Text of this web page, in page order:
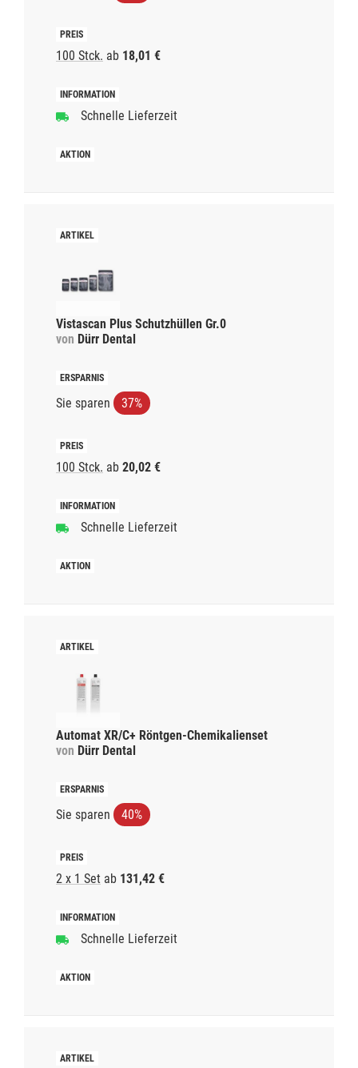
100 Stck. ab 18,01 €
Schnelle Lieferzeit
Vistascan Plus Schutzhüllen Gr.0
von Dürr Dental
Sie sparen 37%
100 Stck. ab 20,02 €
Schnelle Lieferzeit
Automat XR/C+ Röntgen-Chemikalienset
von Dürr Dental
Sie sparen 40%
2 x 1 Set ab 131,42 €
Schnelle Lieferzeit